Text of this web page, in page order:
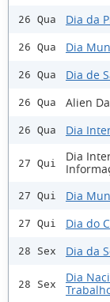
26 Qua Dia da
26 Qua Dia
26 Qua Dia de
26 Qua Alien
26 Qua Dia
27 Qui
Dia
27 Qui Dia
27 Qui Dia do
28 Sex Dia da
28 Sex
Dia